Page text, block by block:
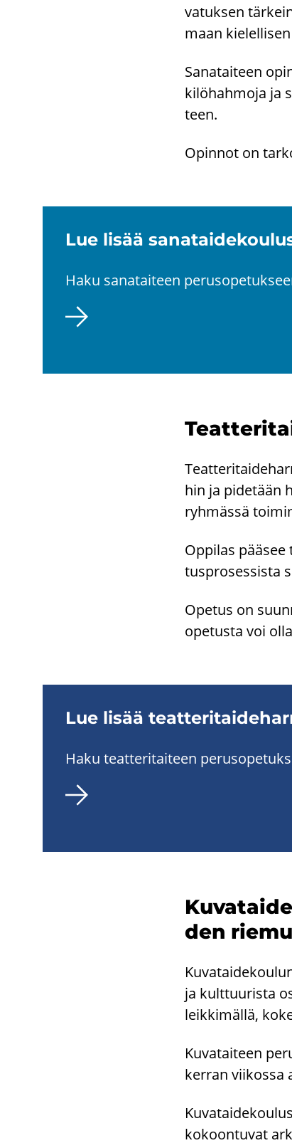
va­tuk­sen
maan
Sa­na­tai­teen
ki­lö­hah­mo­ja ja
teen.
Opin­not on
Lue lisää
Haku sa­na­tai­teen
hin ja pi­de­tään
ryh­mäs­sä
Op­pi­las
tus­pro­ses­sis­ta
Ope­tus on
ope­tus­ta voi
Lue lisää
Haku teat­te­ri­tai­teen
den
ja kult­tuu­ris­ta
leik­ki­mäl­lä,
Ku­va­tai­teen
ker­ran vii­kos­sa
ko­koon­tu­vat